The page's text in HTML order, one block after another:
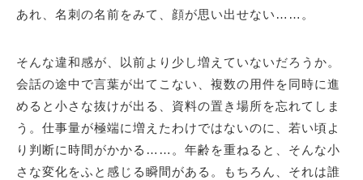
あれ、名刺の名前をみて、顔が思い出せない……。
そんな違和感が、以前より少し増えていないだろうか。
会話の途中で言葉が出てこない、複数の用件を同時に進
めると小さな抜けが出る、資料の置き場所を忘れてしま
う。仕事量が極端に増えたわけではないのに、若い頃よ
り判断に時間がかかる……。年齢を重ねると、そんな小
さな変化をふと感じる瞬間がある。もちろん、それは誰